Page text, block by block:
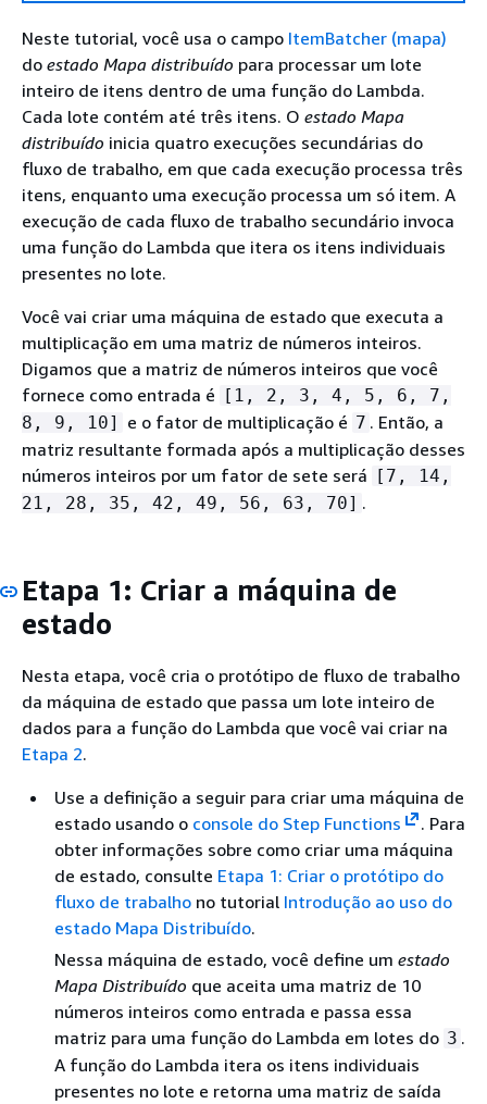
Neste tutorial, você usa o campo ItemBatcher (mapa)
do estado Mapa distribuído para processar um lote
inteiro de itens dentro de uma função do Lambda.
Cada lote contém até três itens. O estado Mapa
distribuído inicia quatro execuções secundárias do
fluxo de trabalho, em que cada execução processa três
itens, enquanto uma execução processa um só item. A
execução de cada fluxo de trabalho secundário invoca
uma função do Lambda que itera os itens individuais
presentes no lote.
Você vai criar uma máquina de estado que executa a
multiplicação em uma matriz de números inteiros.
Digamos que a matriz de números inteiros que você
fornece como entrada é [1, 2, 3, 4, 5, 6, 7,
8, 9, 10]
e o fator de multiplicação é 7 . Então, a
matriz resultante formada após a multiplicação desses
números inteiros por um fator de sete será [7, 14,
21, 28, 35, 42, 49, 56, 63, 70] .
Etapa 1: Criar a máquina de
estado
Nesta etapa, você cria o protótipo de fluxo de trabalho
da máquina de estado que passa um lote inteiro de
dados para a função do Lambda que você vai criar na
Etapa 2.
Use a definição a seguir para criar uma máquina de
estado usando o console do Step Functions
. Para
obter informações sobre como criar uma máquina
de estado, consulte Etapa 1: Criar o protótipo do
fluxo de trabalho no tutorial Introdução ao uso do
estado Mapa Distribuído.
Nessa máquina de estado, você define um estado
Mapa Distribuído que aceita uma matriz de 10
números inteiros como entrada e passa essa
matriz para uma função do Lambda em lotes do 3 .
A função do Lambda itera os itens individuais
presentes no lote e retorna uma matriz de saída